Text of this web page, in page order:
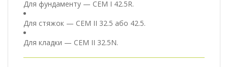
Для фундаменту — CEM I 42.5R.
Для стяжок — CEM II 32.5 або 42.5.
Для кладки — CEM II 32.5N.